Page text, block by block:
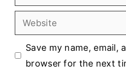
Website
Save my name, email,
browser for the next